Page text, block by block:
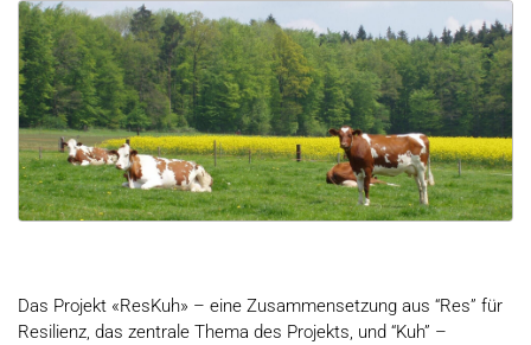
Das Projekt «ResKuh» – eine Zusammensetzung aus “Res” für
Resilienz, das zentrale Thema des Projekts, und “Kuh” –